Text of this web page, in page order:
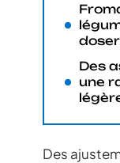
Des
une
Des